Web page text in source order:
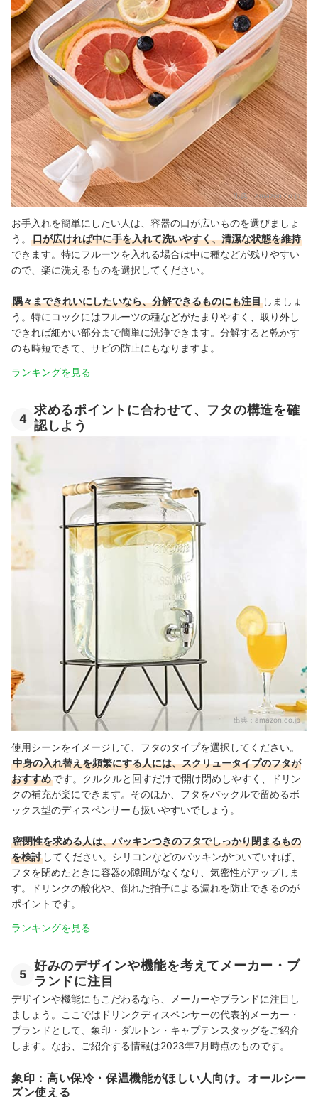
出典：amazon.co.jp
お手入れを簡単にしたい人は、容器の口が広いものを選びましょ
う。
口が広ければ中に手を入れて洗いやすく、清潔な状態を維持
できます。特にフルーツを入れる場合は中に種などが残りやすい
ので、楽に洗えるものを選択してください。
隅々まできれいにしたいなら、分解できるものにも注目 しましょ
う。特にコックにはフルーツの種などがたまりやすく、取り外し
できれば細かい部分まで簡単に洗浄できます。分解すると乾かす
のも時短できて、サビの防止にもなりますよ。
ランキングを見る
4
求めるポイントに合わせて、フタの構造を確
認しよう
出典： amazon.co.jp
使用シーンをイメージして、フタのタイプを選択してください。
中身の入れ替えを頻繁にする人には、スクリュータイプのフタが
おすすめです。クルクルと回すだけで開け閉めしやすく、ドリン
クの補充が楽にできます。そのほか、フタをバックルで留めるボ
ックス型のディスペンサーも扱いやすいでしょう。
密閉性を求める人は、パッキンつきのフタでしっかり閉まるもの
を検討 してください。シリコンなどのパッキンがついていれば、
フタを閉めたときに容器の隙間がなくなり、気密性がアップしま
す。ドリンクの酸化や、倒れた拍子による漏れを防止できるのが
ポイントです。
ランキングを見る
5
好みのデザインや機能を考えてメーカー・ブ
ランドに注目
デザインや機能にもこだわるなら、メーカーやブランドに注目し
ましょう。ここではドリンクディスペンサーの代表的メーカー・
ブランドとして、象印・ダルトン・キャプテンスタッグをご紹介
します。なお、ご紹介する情報は2023年7月時点のものです。
象印：高い保冷・保温機能がほしい人向け。オールシー
ズン使える